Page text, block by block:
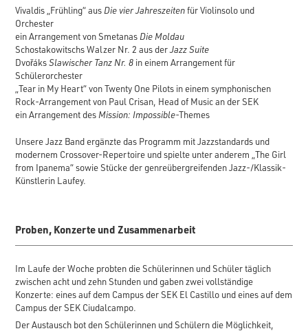
Vivaldis „Frühling“ ausDie vier Jahreszeitenfür Violinsolo und
Orchester
ein Arrangement von SmetanasDie Moldau
Schostakowitschs Walzer Nr. 2 aus derJazz Suite
DvořáksSlawischer Tanz Nr. 8in einem Arrangement für
Schülerorchester
„Tear in My Heart“ von Twenty One Pilots in einem symphonischen
Rock-Arrangement von Paul Crisan, Head of Music an der SEK
ein Arrangement desMission: Impossible-Themes
Unsere Jazz Band ergänzte das Programm mit Jazzstandards und
modernem Crossover-Repertoire und spielte unter anderem „The Girl
from Ipanema“ sowie Stücke der genreübergreifenden Jazz-/Klassik-
Künstlerin Laufey.
Proben, Konzerte und Zusammenarbeit
Im Laufe der Woche probten die Schülerinnen und Schüler täglich
zwischen acht und zehn Stunden und gaben zwei vollständige
Konzerte: eines auf dem Campus der SEK El Castillo und eines auf dem
Campus der SEK Ciudalcampo.
Der Austausch bot den Schülerinnen und Schülern die Möglichkeit,